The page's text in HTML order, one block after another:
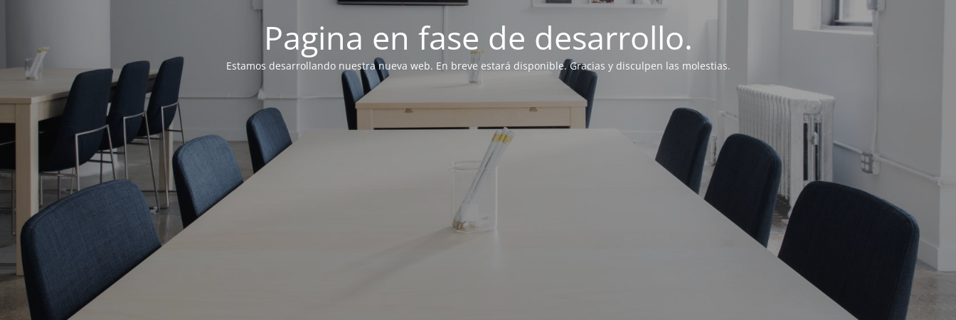
Pagina en fase de desarrollo.
Estamos desarrollando nuestra nueva web. En breve estará disponible. Gracias y disculpen las molestias.